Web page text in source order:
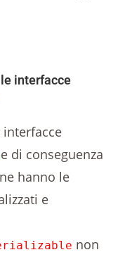
interfacce
di conseguenza
hanno le
e
non